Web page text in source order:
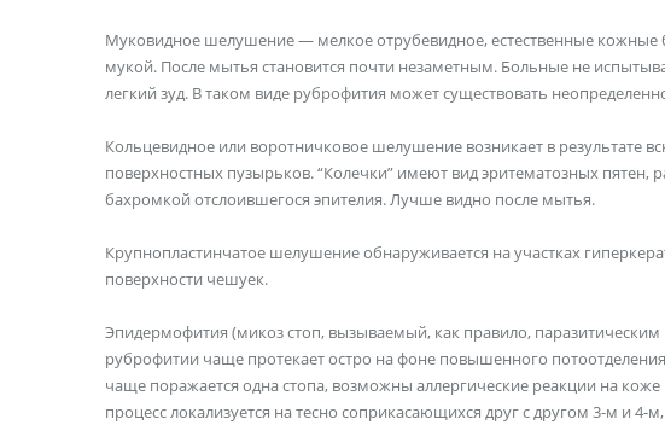
Муковидное шелушение — мелкое отрубевидное, естественные кожные
мукой. После мытья становится почти незаметным. Больные не
легкий зуд. В таком виде руброфития может существовать
Кольцевидное или воротничковое шелушение возникает в результате
поверхностных пузырьков. “Колечки” имеют вид эритематозных
бахромкой отслоившегося эпителия. Лучше видно после мытья.
Крупнопластинчатое шелушение обнаруживается на участках
поверхности чешуек.
Эпидермофития (микоз стоп, вызываемый, как правило,
руброфитии чаще протекает остро на фоне повышенного
чаще поражается одна стопа, возможны аллергические реакции на
процесс локализуется на тесно соприкасающихся друг с другом 3-м и